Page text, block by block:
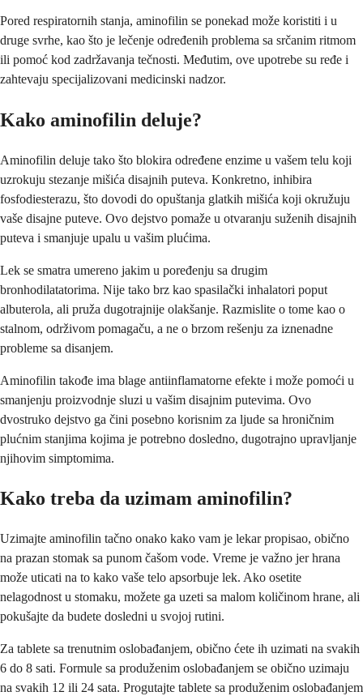
Pored respiratornih stanja, aminofilin se ponekad može koristiti i u
druge svrhe, kao što je lečenje određenih problema sa srčanim ritmom
ili pomoć kod zadržavanja tečnosti. Međutim, ove upotrebe su ređe i
zahtevaju specijalizovani medicinski nadzor.
Kako aminofilin deluje?
Aminofilin deluje tako što blokira određene enzime u vašem telu koji
uzrokuju stezanje mišića disajnih puteva. Konkretno, inhibira
fosfodiesterazu, što dovodi do opuštanja glatkih mišića koji okružuju
vaše disajne puteve. Ovo dejstvo pomaže u otvaranju suženih disajnih
puteva i smanjuje upalu u vašim plućima.
Lek se smatra umereno jakim u poređenju sa drugim
bronhodilatatorima. Nije tako brz kao spasilački inhalatori poput
albuterola, ali pruža dugotrajnije olakšanje. Razmislite o tome kao o
stalnom, održivom pomagaču, a ne o brzom rešenju za iznenadne
probleme sa disanjem.
Aminofilin takođe ima blage antiinflamatorne efekte i može pomoći u
smanjenju proizvodnje sluzi u vašim disajnim putevima. Ovo
dvostruko dejstvo ga čini posebno korisnim za ljude sa hroničnim
plućnim stanjima kojima je potrebno dosledno, dugotrajno upravljanje
njihovim simptomima.
Kako treba da uzimam aminofilin?
Uzimajte aminofilin tačno onako kako vam je lekar propisao, obično
na prazan stomak sa punom čašom vode. Vreme je važno jer hrana
može uticati na to kako vaše telo apsorbuje lek. Ako osetite
nelagodnost u stomaku, možete ga uzeti sa malom količinom hrane, ali
pokušajte da budete dosledni u svojoj rutini.
Za tablete sa trenutnim oslobađanjem, obično ćete ih uzimati na svakih
6 do 8 sati. Formule sa produženim oslobađanjem se obično uzimaju
na svakih 12 ili 24 sata. Progutajte tablete sa produženim oslobađanjem